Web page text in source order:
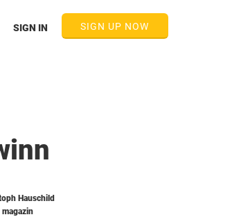
SIGN UP NOW
SIGN IN
Hauschild